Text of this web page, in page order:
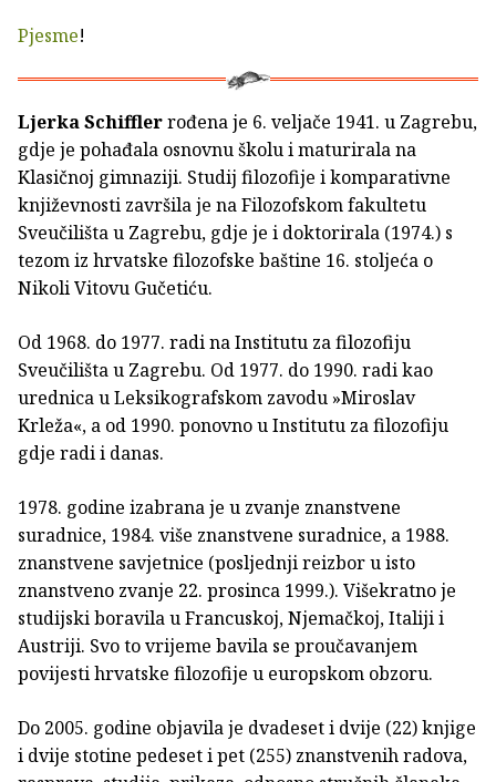
Pjesme!
Ljerka Schifflerrođena je 6. veljače 1941. u Zagrebu,
gdje je pohađala osnovnu školu i maturirala na
Klasičnoj gimnaziji. Studij filozofije i komparativne
književnosti završila je na Filozofskom fakultetu
Sveučilišta u Zagrebu, gdje je i doktorirala (1974.) s
tezom iz hrvatske filozofske baštine 16. stoljeća o
Nikoli Vitovu Gučetiću.
Od 1968. do 1977. radi na Institutu za filozofiju
Sveučilišta u Zagrebu. Od 1977. do 1990. radi kao
urednica u Leksikografskom zavodu »Miroslav
Krleža«, a od 1990. ponovno u Institutu za filozofiju
gdje radi i danas.
1978. godine izabrana je u zvanje znanstvene
suradnice, 1984. više znanstvene suradnice, a 1988.
znanstvene savjetnice (posljednji reizbor u isto
znanstveno zvanje 22. prosinca 1999.). Višekratno je
studijski boravila u Francuskoj, Njemačkoj, Italiji i
Austriji. Svo to vrijeme bavila se proučavanjem
povijesti hrvatske filozofije u europskom obzoru.
Do 2005. godine objavila je dvadeset i dvije (22) knjige
i dvije stotine pedeset i pet (255) znanstvenih radova,